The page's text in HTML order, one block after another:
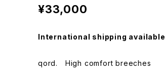
¥33,000
International shipping available
qord. High comfort breeches